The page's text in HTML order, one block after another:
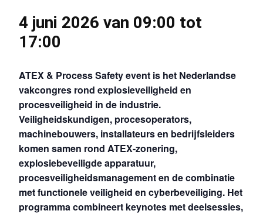
4 juni 2026 van 09:00 tot
17:00
ATEX & Process Safety event is het Nederlandse
vakcongres rond explosieveiligheid en
procesveiligheid in de industrie.
Veiligheidskundigen, procesoperators,
machinebouwers, installateurs en bedrijfsleiders
komen samen rond ATEX-zonering,
explosiebeveiligde apparatuur,
procesveiligheidsmanagement en de combinatie
met functionele veiligheid en cyberbeveiliging. Het
programma combineert keynotes met deelsessies,